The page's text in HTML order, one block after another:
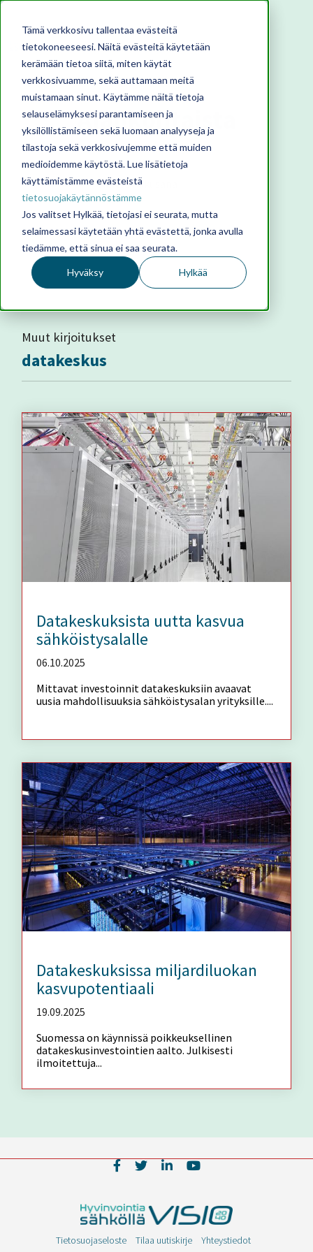
Tämä verkkosivu tallentaa evästeitä
tietokoneeseesi. Näitä evästeitä käytetään
kerämään tietoa siitä, miten käytät
verkkosivuamme, sekä auttamaan meitä
muistamaan sinut. Käytämme näitä tietoja
selauselämyksesi parantamiseen ja
yksilöllistämiseen sekä luomaan analyyseja ja
tilastoja sekä verkkosivujemme että muiden
medioidemme käytöstä. Lue lisätietoja
käyttämistämme evästeistä
tietosuojakäytännöstämme
Jos valitset Hylkää, tietojasi ei seurata, mutta
selaimessasi käytetään yhtä evästettä, jonka avulla
tiedämme, että sinua ei saa seurata.
Hyväksy Hylkää
Ajankohtaista
Muut kirjoitukset
datakeskus
Datakeskuksista uutta kasvua
sähköistysalalle
06.10.2025
Mittavat investoinnit datakeskuksiin avaavat
uusia mahdollisuuksia sähköistysalan yrityksille....
Datakeskuksissa miljardiluokan
kasvupotentiaali
19.09.2025
Suomessa on käynnissä poikkeuksellinen
datakeskusinvestointien aalto. Julkisesti
ilmoitettuja...
Tietosuojaseloste Tilaa uutiskirje Yhteystiedot